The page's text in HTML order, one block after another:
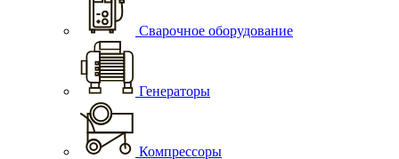
Сварочное оборудование
Генераторы
Компрессоры